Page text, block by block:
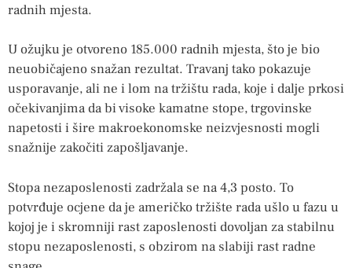
radnih mjesta.
U ožujku je otvoreno 185.000 radnih mjesta, što je bio
neuobičajeno snažan rezultat. Travanj tako pokazuje
usporavanje, ali ne i lom na tržištu rada, koje i dalje prkosi
očekivanjima da bi visoke kamatne stope, trgovinske
napetosti i šire makroekonomske neizvjesnosti mogli
snažnije zakočiti zapošljavanje.
Stopa nezaposlenosti zadržala se na 4,3 posto. To
potvrđuje ocjene da je američko tržište rada ušlo u fazu u
kojoj je i skromniji rast zaposlenosti dovoljan za stabilnu
stopu nezaposlenosti, s obzirom na slabiji rast radne